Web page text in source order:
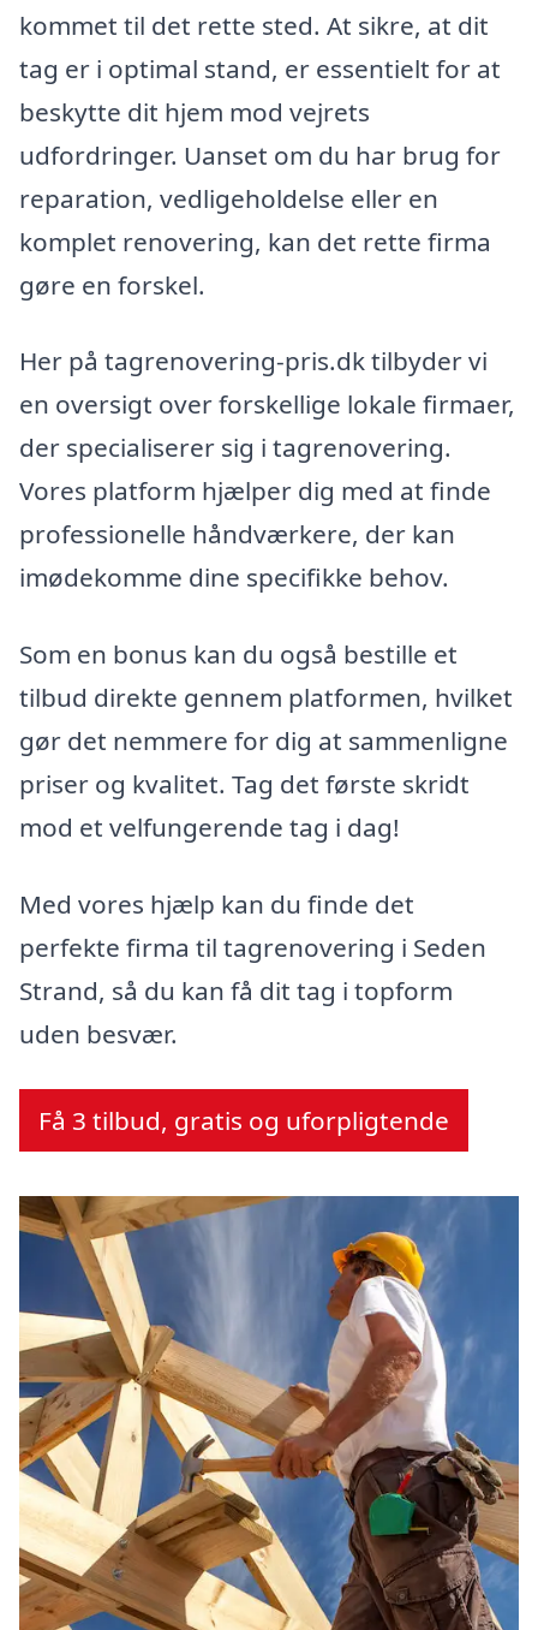
kommet til det rette sted. At sikre, at dit
tag er i optimal stand, er essentielt for at
beskytte dit hjem mod vejrets
udfordringer. Uanset om du har brug for
reparation, vedligeholdelse eller en
komplet renovering, kan det rette firma
gøre en forskel.
Her på tagrenovering-pris.dk tilbyder vi
en oversigt over forskellige lokale firmaer,
der specialiserer sig i tagrenovering.
Vores platform hjælper dig med at finde
professionelle håndværkere, der kan
imødekomme dine specifikke behov.
Som en bonus kan du også bestille et
tilbud direkte gennem platformen, hvilket
gør det nemmere for dig at sammenligne
priser og kvalitet. Tag det første skridt
mod et velfungerende tag i dag!
Med vores hjælp kan du finde det
perfekte firma til tagrenovering i Seden
Strand, så du kan få dit tag i topform
uden besvær.
Få 3 tilbud, gratis og uforpligtende